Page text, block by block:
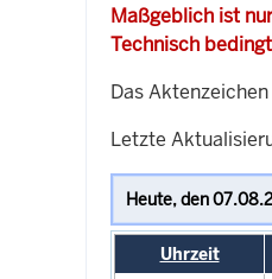
Maßgeblich ist
Technisch
Das
Letzte
Uhrzeit